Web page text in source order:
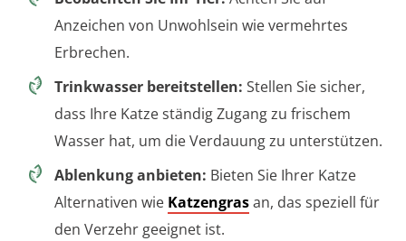
Anzeichen von Unwohlsein wie vermehrtes
Erbrechen.
Trinkwasser bereitstellen: Stellen Sie sicher,
dass Ihre Katze ständig Zugang zu frischem
Wasser hat, um die Verdauung zu unterstützen.
Ablenkung anbieten: Bieten Sie Ihrer Katze
Alternativen wie Katzengrasan, das speziell für
den Verzehr geeignet ist.